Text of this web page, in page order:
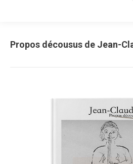
Propos décousus de Jean-